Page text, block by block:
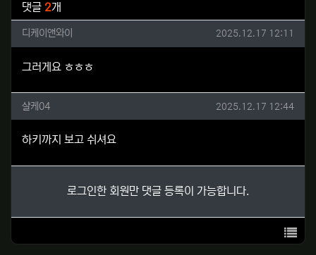
댓글 2개
디케이앤와이님의 댓글
디케이앤와이 작성일
2025.12.17 12:11
그러게요 ㅎㅎㅎ
샬케04님의 댓글
샬케04 작성일
2025.12.17 12:44
하키까지 보고 쉬셔요
로그인한 회원만 댓글 등록이 가능합니다.
목록